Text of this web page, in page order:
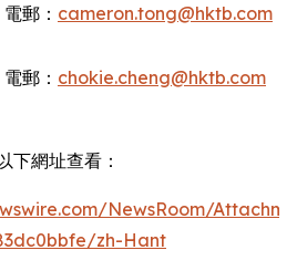
電郵： cameron.tong@hktb.com
電郵： chokie.cheng@hktb.com
下網址查看：
NewsRoom/
zh-Hant